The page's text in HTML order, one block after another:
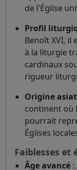
de l'Église
Profil
Benoît XVI,
à la liturgie
cardinaux
rigueur
Origine
continent où
pourrait
Églises
Faiblesses
Âge avancé